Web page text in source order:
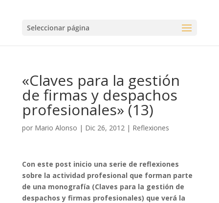
Seleccionar página
«Claves para la gestión
de firmas y despachos
profesionales» (13)
por Mario Alonso | Dic 26, 2012| Reflexiones
Con este post inicio una serie de reflexiones
sobre la actividad profesional que forman parte
de una monografía (Claves para la gestión de
despachos y firmas profesionales) que verá la